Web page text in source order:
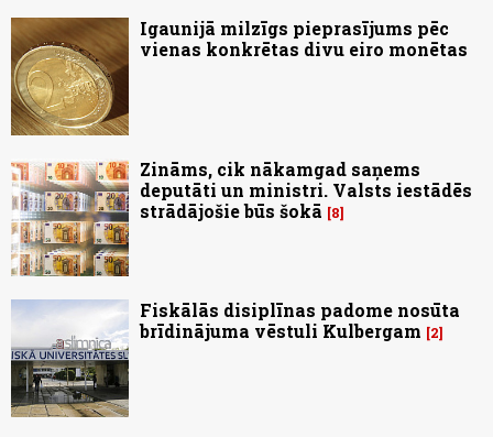
Igaunijā milzīgs pieprasījums pēc
vienas konkrētas divu eiro monētas
Zināms, cik nākamgad saņems
deputāti un ministri. Valsts iestādēs
strādājošie būs šokā
8
Fiskālās disiplīnas padome nosūta
brīdinājuma vēstuli Kulbergam
2